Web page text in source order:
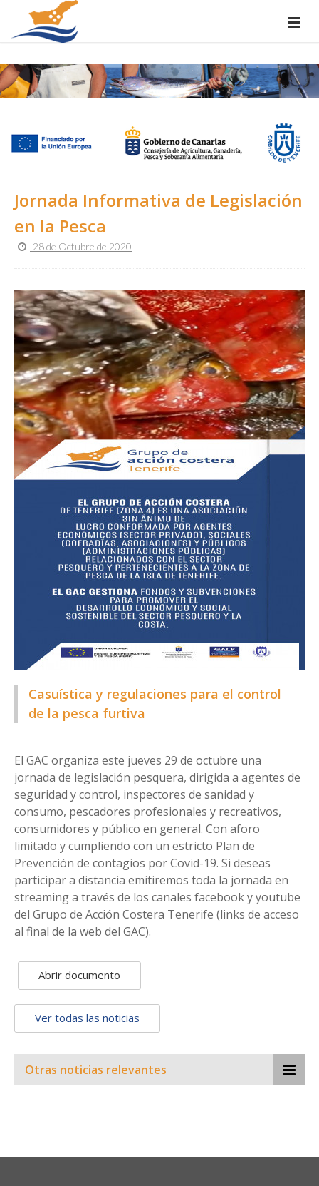
Jornada Informativa de Legislación
en la Pesca
28 de Octubre de 2020
Casuística y regulaciones para el control
de la pesca furtiva
El GAC organiza este jueves 29 de octubre una
jornada de legislación pesquera, dirigida a agentes de
seguridad y control, inspectores de sanidad y
consumo, pescadores profesionales y recreativos,
consumidores y público en general. Con aforo
limitado y cumpliendo con un estricto Plan de
Prevención de contagios por Covid-19. Si deseas
participar a distancia emitiremos toda la jornada en
streaming a través de los canales facebook y youtube
del Grupo de Acción Costera Tenerife (links de acceso
al final de la web del GAC).
Abrir documento
Ver todas las noticias
Otras noticias relevantes